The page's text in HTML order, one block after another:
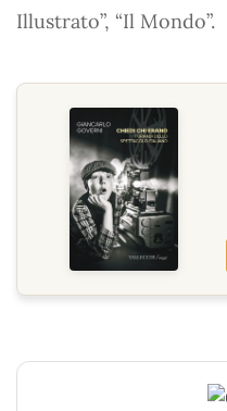
Illustrato”, “Il Mondo”.